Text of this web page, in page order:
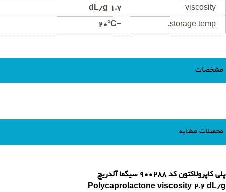
viscosity
1.7 dL/g
storage temp.
−20°C
مشخصات
محصلات مشابه
پلی کاپرولاکتون کد 900288 سیگما آلدریچ
Polycaprolactone viscosity 2.2 dL/g